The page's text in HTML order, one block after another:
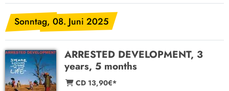
Sonntag, 08. Juni 2025
ARRESTED DEVELOPMENT, 3
years, 5 months
CD 13,90€*